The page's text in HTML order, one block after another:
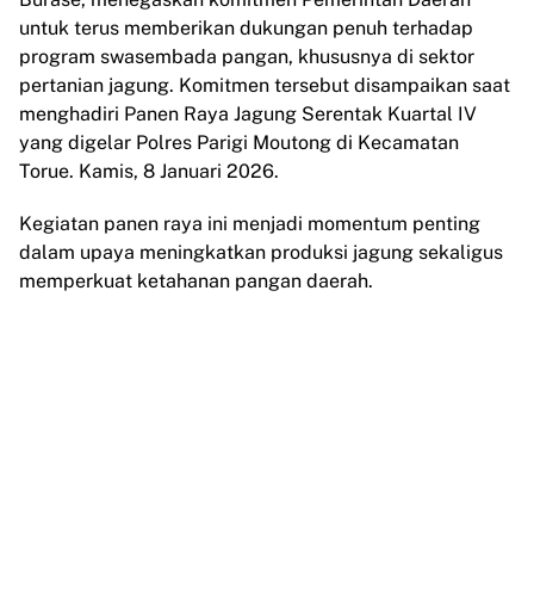
untuk terus memberikan dukungan penuh terhadap
program swasembada pangan, khususnya di sektor
pertanian jagung. Komitmen tersebut disampaikan saat
menghadiri Panen Raya Jagung Serentak Kuartal IV
yang digelar Polres Parigi Moutong di Kecamatan
Torue. Kamis, 8 Januari 2026.
Kegiatan panen raya ini menjadi momentum penting
dalam upaya meningkatkan produksi jagung sekaligus
memperkuat ketahanan pangan daerah.